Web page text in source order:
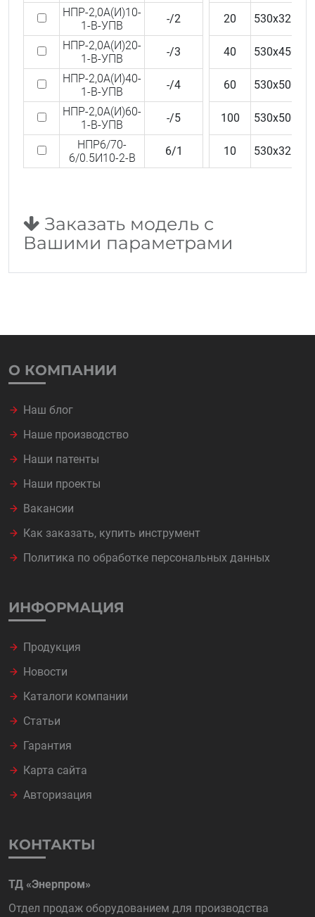
НПР-2,0А(И)10-
1-В-УПВ
-/2 20
НПР-2,0А(И)20-
1-В-УПВ
-/3 40
НПР-2,0А(И)40-
1-В-УПВ
-/4 60
НПР-2,0А(И)60-
1-В-УПВ
-/5 100
НПР6/70-
6/0.5И10-2-В
6/1 10
Заказать модель с
Вашими параметрами
О КОМПАНИИ
Наш блог
Наше производство
Наши патенты
Наши проекты
Вакансии
Как заказать, купить инструмент
Политика по обработке персональных данных
ИНФОРМАЦИЯ
Продукция
Новости
Каталоги компании
Статьи
Гарантия
Карта сайта
Авторизация
КОНТАКТЫ
ТД «Энерпром»
Отдел продаж оборудованием для производства